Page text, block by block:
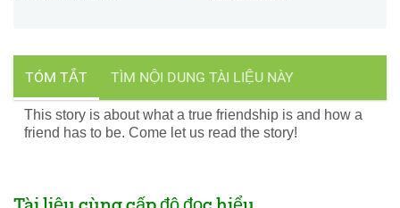
TÓM TẮT TÌM NỘI DUNG TÀI LIỆU NÀY
This story is about what a true friendship is and how a
friend has to be. Come let us read the story!